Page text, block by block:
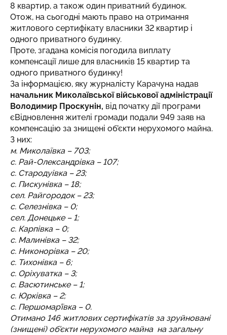
8 квартир, а також один приватний будинок.
Отож, на сьогодні мають право на отримання
житлового сертифікату власники 32 квартир і
одного приватного будинку.
Проте, згадана комісія погодила виплату
компенсації лише для власників 15 квартир та
одного приватного будинку!
За інформацією, яку журналісту Карачуна надав
начальник Миколаївської військової адміністрації
Володимир Проскунін, від початку дії програми
єВідновлення жителі громади подали 949 заяв на
компенсацію за знищені об’єкти нерухомого майна.
З них:
м. Миколаївка – 703;
с. Рай-Олександрівка – 107;
с. Стародуівка – 23;
с. Пискунівка – 18;
сел. Райгородок – 23;
с. Селезнівка – 0;
сел. Донецьке – 1;
с. Карпівка – 0;
с. Малинівка – 32;
с. Никонорівка – 20;
с. Тихонівка – 6;
с. Оріхуватка – 3;
с. Васютинське – 1;
с. Юрківка – 2;
с. Першомар’ївка – 0.
Отимано 146 житлових сертифікатів за зруйновані
(знищені) об’єкти нерухомого майна на загальну